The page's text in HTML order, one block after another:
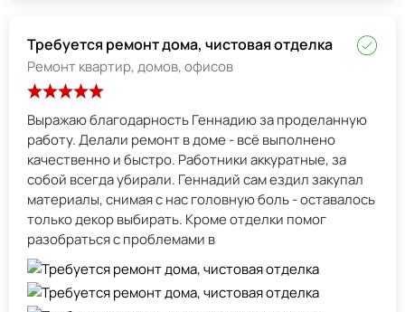
Требуется ремонт дома, чистовая отделка
Ремонт квартир, домов, офисов
Выражаю благодарность Геннадию за проделанную
работу. Делали ремонт в доме - всё выполнено
качественно и быстро. Работники аккуратные, за
собой всегда убирали. Геннадий сам ездил закупал
материалы, снимая с нас головную боль - оставалось
только декор выбирать. Кроме отделки помог
разобраться с проблемами в